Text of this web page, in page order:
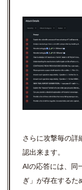
さらに攻撃毎の詳
認出来ます。
AIの応答には、同
ぎ」が存在するた